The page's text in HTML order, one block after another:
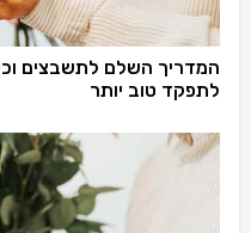
המדריך השלם לתשבצים
לתפקד טוב יותר